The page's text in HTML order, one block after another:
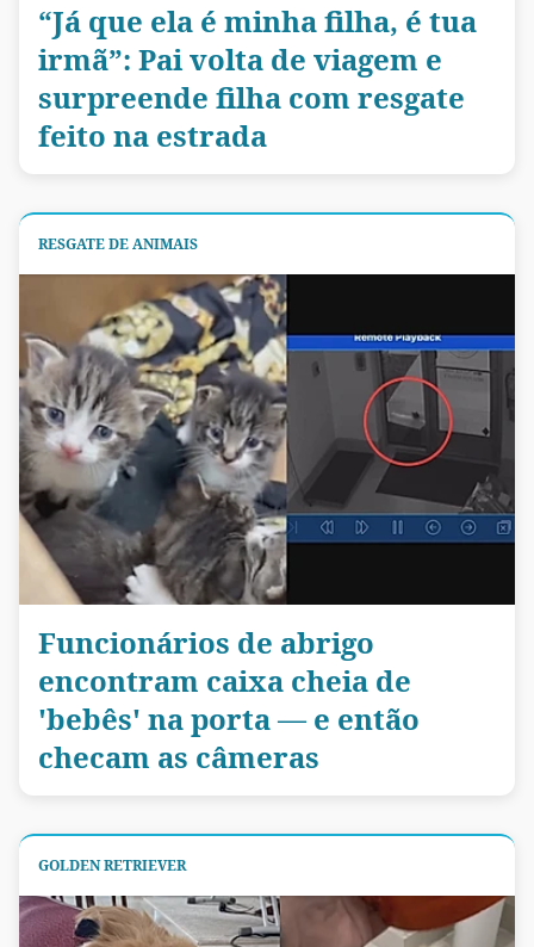
“Já que ela é minha filha, é tua
irmã”: Pai volta de viagem e
surpreende filha com resgate
feito na estrada
RESGATE DE ANIMAIS
Funcionários de abrigo
encontram caixa cheia de
'bebês' na porta — e então
checam as câmeras
GOLDEN RETRIEVER